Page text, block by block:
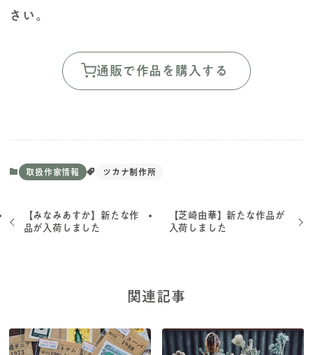
さい。
通販で作品を購入する
取扱作家情報 ツカナ制作所
【みなみあすか】新たな作
品が入荷しました
【芝崎由華】新たな作品が
入荷しました
関連記事